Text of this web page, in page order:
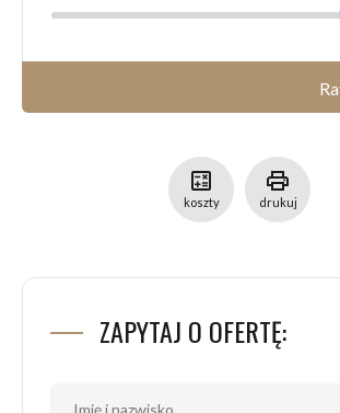
calculate
koszty
print
drukuj
ZAPYTAJ O OFERTĘ: